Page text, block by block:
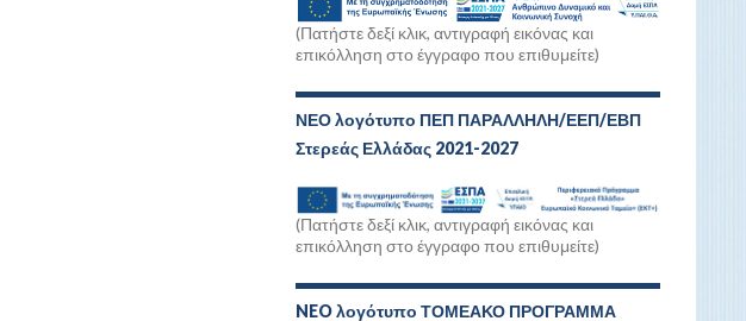
(Πατήστε δεξί κλικ, αντιγραφή εικόνας και
επικόλληση στο έγγραφο που επιθυμείτε)
ΝΕΟ λογότυπο ΠΕΠ ΠΑΡΑΛΛΗΛΗ/ΕΕΠ/ΕΒΠ
Στερεάς Ελλάδας 2021-2027
(Πατήστε δεξί κλικ, αντιγραφή εικόνας και
επικόλληση στο έγγραφο που επιθυμείτε)
NEO λογότυπο ΤΟΜΕΑΚΟ ΠΡΟΓΡΑΜΜΑ